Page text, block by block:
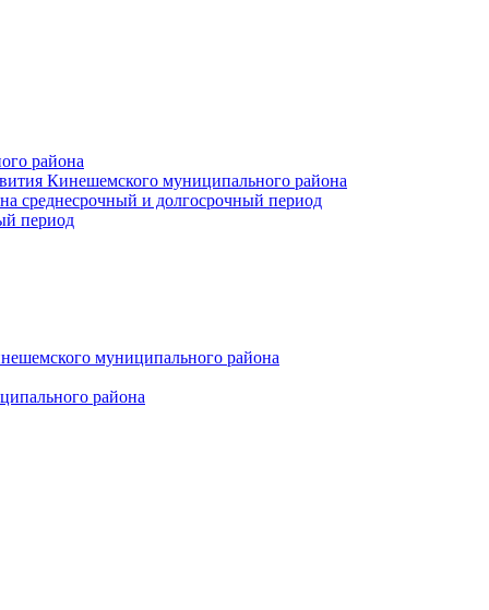
района
Кинешемского муниципального района
среднесрочный и долгосрочный период
период
муниципального района
района